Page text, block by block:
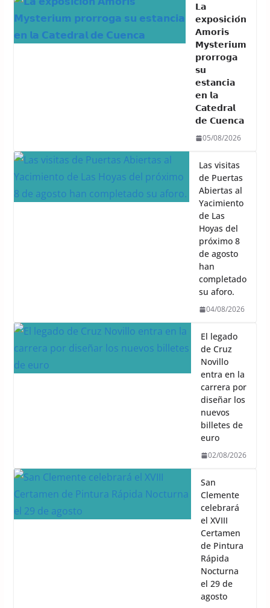
𝗟𝗮
𝗲𝘅𝗽𝗼𝘀𝗶𝗰𝗶𝗼́𝗻
𝗔𝗺𝗼𝗿𝗶𝘀
𝗠𝘆𝘀𝘁𝗲𝗿𝗶𝘂𝗺
𝗽𝗿𝗼𝗿𝗿𝗼𝗴𝗮
𝘀𝘂
𝗲𝘀𝘁𝗮𝗻𝗰𝗶𝗮
𝗲𝗻 𝗹𝗮
𝗖𝗮𝘁𝗲𝗱𝗿𝗮𝗹
𝗱𝗲 𝗖𝘂𝗲𝗻𝗰𝗮
05/08/2026
Las visitas
de Puertas
Abiertas al
Yacimiento
de Las
Hoyas del
próximo 8
de agosto
han
completado
su aforo.
04/08/2026
El legado
de Cruz
Novillo
entra en la
carrera por
diseñar los
nuevos
billetes de
euro
02/08/2026
San
Clemente
celebrará
el XVIII
Certamen
de Pintura
Rápida
Nocturna
el 29 de
agosto